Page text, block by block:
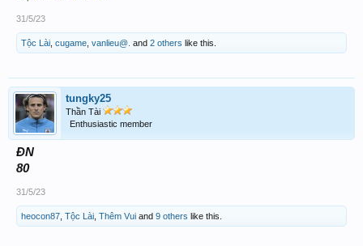
31/5/23
Tộc Lài cugame vanlieu@. and 2 others like this.
tungky25
Thần Tài
Enthusiastic member
ĐN
80
31/5/23
heocon87 Tộc Lài Thêm Vui and 9 others like this.